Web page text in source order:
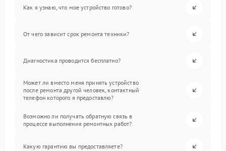
Как я узнаю, что мое устройство готово?
От чего зависит срок ремонта техники?
Диагностика проводится бесплатно?
Может ли вместо меня принять устройство
после ремонта другой человек, контактный
телефон которого я предоставлю?
Возможно ли получать обратную связь в
процессе выполнения ремонтных работ?
Какую гарантию вы предоставляете?